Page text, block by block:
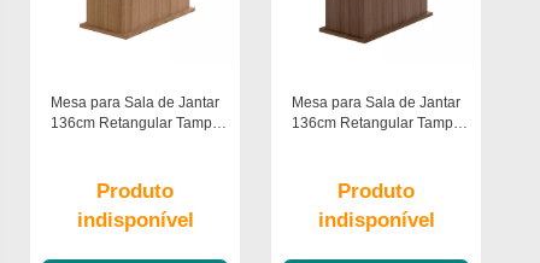
Mesa para Sala de Jantar
136cm Retangular Tampo
Produto
indisponível
Mesa para Sala de Jantar
136cm Retangular Tampo
Produto
indisponível